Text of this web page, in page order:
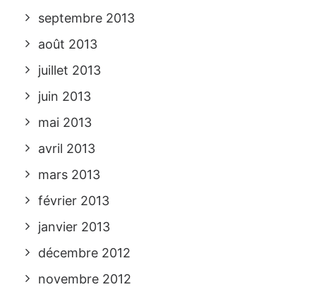
septembre 2013
août 2013
juillet 2013
juin 2013
mai 2013
avril 2013
mars 2013
février 2013
janvier 2013
décembre 2012
novembre 2012